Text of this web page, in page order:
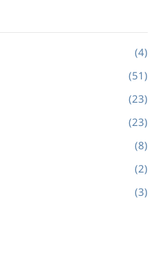
(4)
(51)
(23)
(23)
(8)
(2)
(3)